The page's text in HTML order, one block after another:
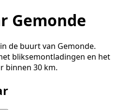
Gemonde
de buurt van Gemonde.
bliksemontladingen en het
binnen 30 km.